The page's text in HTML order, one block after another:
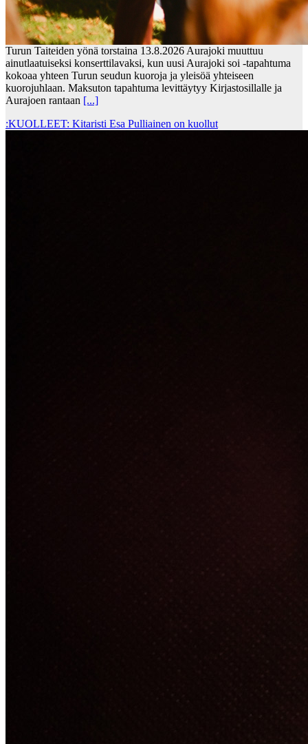
Turun Taiteiden yönä torstaina 13.8.2026 Aurajoki muuttuu
ainutlaatuiseksi konserttilavaksi, kun uusi Aurajoki soi -tapahtuma
kokoaa yhteen Turun seudun kuoroja ja yleisöä yhteiseen
kuorojuhlaan. Maksuton tapahtuma levittäytyy Kirjastosillalle ja
Aurajoen rantaan [...]
:KUOLLEET: Kitaristi Esa Pulliainen on kuollut